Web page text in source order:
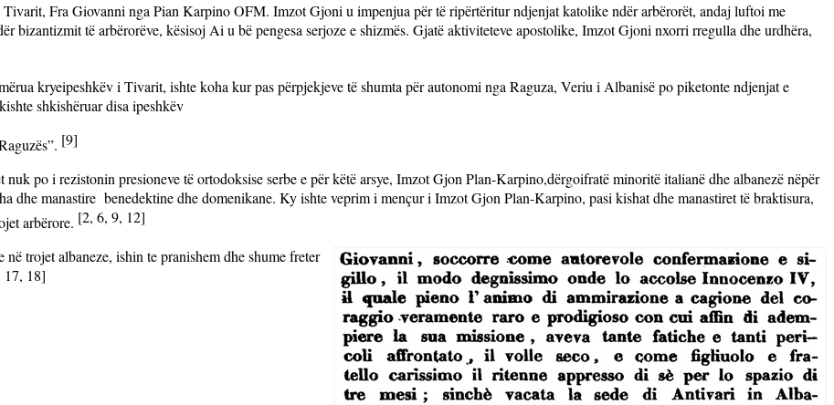
Fra Giovanni nga Pian Karpino OFM. Imzot Gjoni u impenjua për të ripërtëritur ndjenjat katolike ndër arbërorët, andaj luftoi me
bizantizmit të arbërorëve, kësisoj Ai u bë pengesa serjoze e shizmës. Gjatë aktiviteteve apostolike, Imzot Gjoni nxorri rregulla dhe urdhëra,
kryeipeshkëv i Tivarit, ishte koha kur pas përpjekjeve të shumta për autonomi nga Raguza, Veriu i Albanisë po piketonte ndjenjat e
shkishëruar disa ipeshkëv
[9]
po i rezistonin presioneve të ortodoksise serbe e për këtë arsye, ImzotGjon Plan-Karpino,dërgoifratë minoritë italianë dhe albanezë nëpër
dhe manastire benedektine dhe domenikane. Ky ishte veprim i mençur i Imzot Gjon Plan-Karpino, pasi kishat dhe manastiret të braktisura,
arbërore. [2, 6, 9, 12]
trojet albaneze, ishin te pranishem dhe shume freter
17, 18]